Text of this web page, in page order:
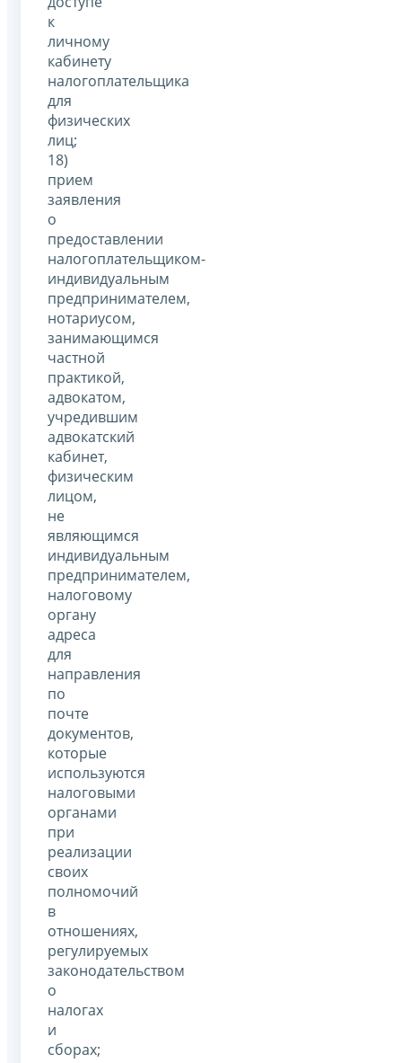
к
личному
кабинету
налогоплательщика
для
физических
лиц;
18)
прием
заявления
о
предоставлении
налогоплательщиком-
индивидуальным
предпринимателем,
нотариусом,
занимающимся
частной
практикой,
адвокатом,
учредившим
адвокатский
кабинет,
физическим
лицом,
не
являющимся
индивидуальным
предпринимателем,
налоговому
органу
адреса
для
направления
по
почте
документов,
которые
используются
налоговыми
органами
при
реализации
своих
полномочий
в
отношениях,
регулируемых
законодательством
о
налогах
и
сборах;